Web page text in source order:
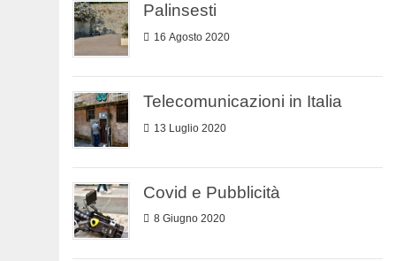
Palinsesti
16 Agosto 2020
Telecomunicazioni in Italia
13 Luglio 2020
Covid e Pubblicità
8 Giugno 2020